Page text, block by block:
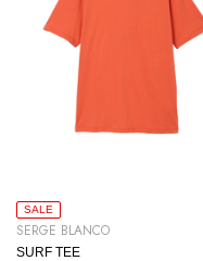
SALE
SERGE BLANCO
SURF TEE